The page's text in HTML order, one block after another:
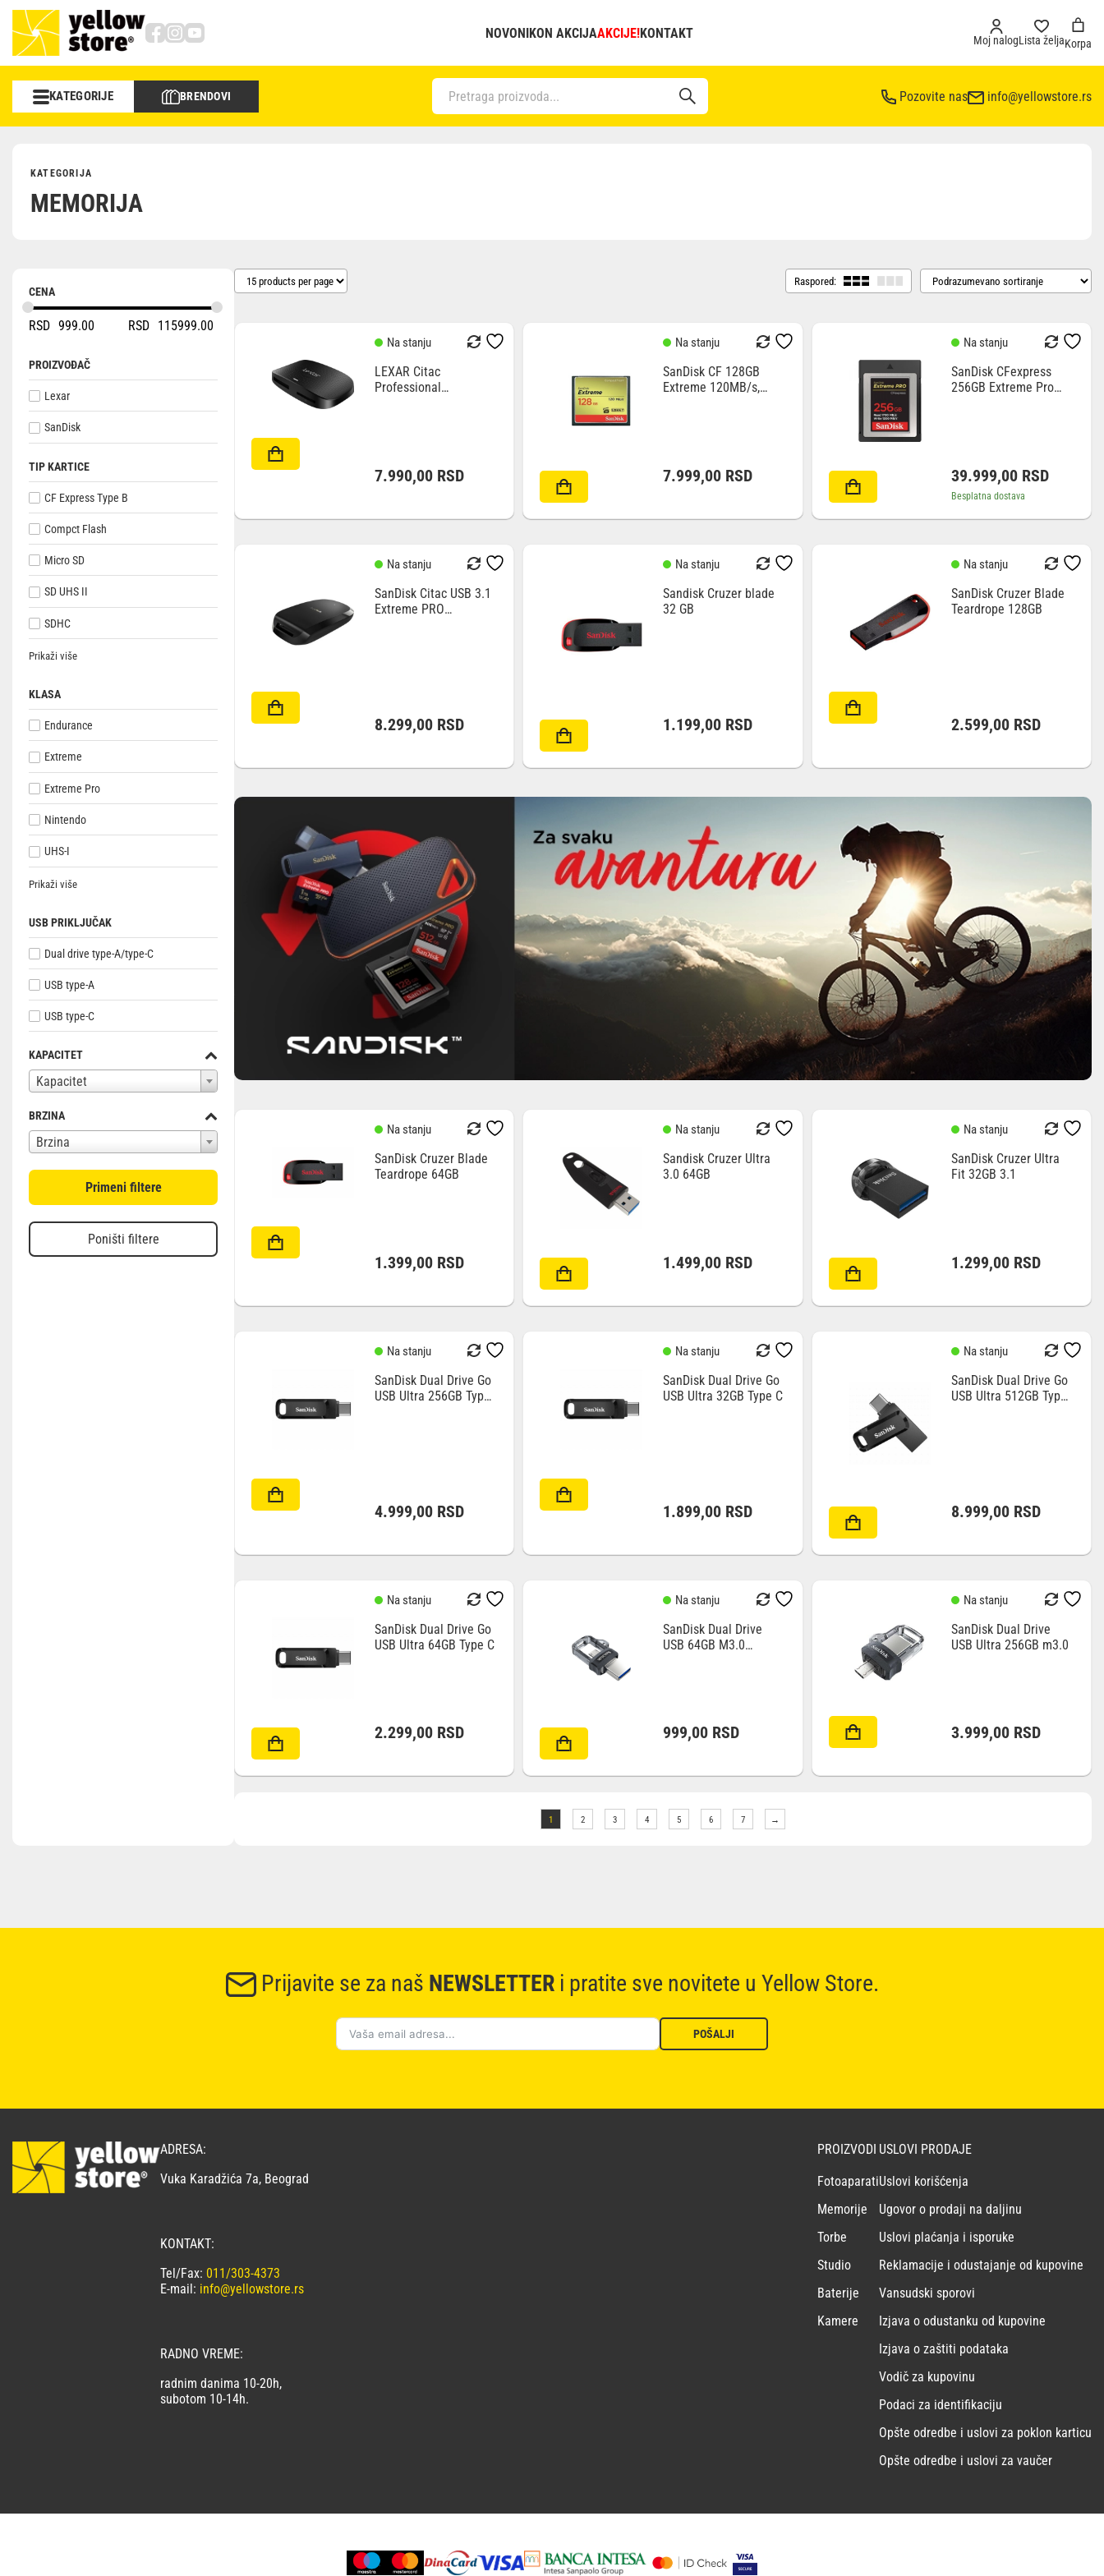
NOVONIKON AKCIJAAKCIJE!KONTAKT Moj nalogLista željaKorpa
KATEGORIJE
Foto/video
Objektivi
Sportska optika
Torbe i rančevi
Stativi
Studio
Outlet
BRENDOVI Pozovite nas info@yellowstore.rs
KATEGORIJA
MEMORIJA
Raspored:
Na stanju
LEXAR Citac
Professional
7.990,00 RSD
Na stanju
SanDisk CF 128GB
Extreme 120MB/s,
7.999,00 RSD
Na stanju
SanDisk CFexpress
256GB Extreme Pro
39.999,00 RSD
Besplatna dostava
Na stanju
SanDisk Citac USB 3.1
Extreme PRO
8.299,00 RSD
Na stanju
Sandisk Cruzer blade
32 GB
1.199,00 RSD
Na stanju
SanDisk Cruzer Blade
Teardrope 128GB
2.599,00 RSD
Na stanju
SanDisk Cruzer Blade
Teardrope 64GB
1.399,00 RSD
Na stanju
Sandisk Cruzer Ultra
3.0 64GB
1.499,00 RSD
Na stanju
SanDisk Cruzer Ultra
Fit 32GB 3.1
1.299,00 RSD
Na stanju
SanDisk Dual Drive Go
USB Ultra 256GB Type
4.999,00 RSD
Na stanju
SanDisk Dual Drive Go
USB Ultra 32GB Type C
1.899,00 RSD
Na stanju
SanDisk Dual Drive Go
USB Ultra 512GB Type
8.999,00 RSD
Na stanju
SanDisk Dual Drive Go
USB Ultra 64GB Type C
2.299,00 RSD
Na stanju
SanDisk Dual Drive
USB 64GB M3.0
999,00 RSD
Na stanju
SanDisk Dual Drive
USB Ultra 256GB m3.0
3.999,00 RSD
1 2 3 4 5 6 7 →
CENA
RSD 999.00 RSD 115999.00
PROIZVOĐAČ
Lexar
SanDisk
TIP KARTICE
CF Express Type B
Compct Flash
Micro SD
SD UHS II
SDHC
Prikaži više
KLASA
Endurance
Extreme
Extreme Pro
Nintendo
UHS-I
Prikaži više
USB PRIKLJUČAK
Dual drive type-A/type-C
USB type-A
USB type-C
KAPACITET
Kapacitet
BRZINA
Brzina
Primeni filtere
Poništi filtere
Prijavite se za naš NEWSLETTERi pratite sve novitete u Yellow Store.
POŠALJI
ADRESA:
Vuka Karadžića 7a, Beograd
KONTAKT:
Tel/Fax: 011/303-4373
E-mail: info@yellowstore.rs
RADNO VREME:
radnim danima 10-20h,
subotom 10-14h.
PROIZVODI
Fotoaparati
Memorije
Torbe
Studio
Baterije
Kamere
USLOVI PRODAJE
Uslovi korišćenja
Ugovor o prodaji na daljinu
Uslovi plaćanja i isporuke
Reklamacije i odustajanje od kupovine
Vansudski sporovi
Izjava o odustanku od kupovine
Izjava o zaštiti podataka
Vodič za kupovinu
Podaci za identifikaciju
Opšte odredbe i uslovi za poklon karticu
Opšte odredbe i uslovi za vaučer